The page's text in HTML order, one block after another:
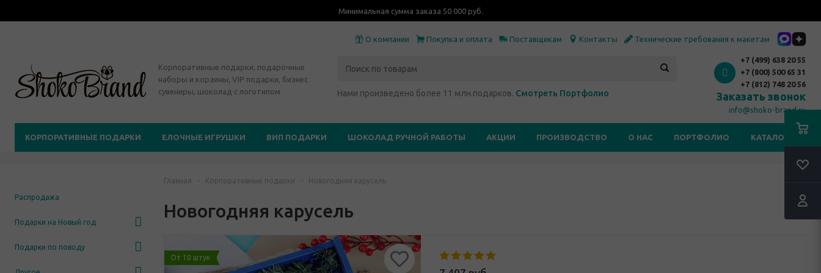
Минимальная сумма заказа 50 000 руб.
О компании Покупка и оплата Поставщикам Контакты Технические требования к макетам
Корпоративные подарки, подарочные
наборы и корзины, VIP подарки, бизнес
сувениры, шоколад с логотипом
Нами произведено более 11 млн.подарков. Смотреть Портфолио
+7 (499) 638 20 55
+7 (800) 500 65 31
+7 (812) 748 20 56
Заказать звонок
info@shoko-brand.ru
КОРПОРАТИВНЫЕ ПОДАРКИ ЕЛОЧНЫЕ ИГРУШКИ ВИП ПОДАРКИ ШОКОЛАД РУЧНОЙ РАБОТЫ АКЦИИ ПРОИЗВОДСТВО О НАС ПОРТФОЛИО КАТАЛОГИ
Распродажа
Подарки на Новый год
Подарки по поводу
Главная - Корпоративные подарки - Новогодняя карусель
Новогодняя карусель
От 10 штук